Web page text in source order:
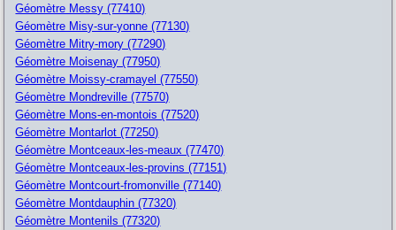
Géomètre Messy (77410)
Géomètre Misy-sur-yonne (77130)
Géomètre Mitry-mory (77290)
Géomètre Moisenay (77950)
Géomètre Moissy-cramayel (77550)
Géomètre Mondreville (77570)
Géomètre Mons-en-montois (77520)
Géomètre Montarlot (77250)
Géomètre Montceaux-les-meaux (77470)
Géomètre Montceaux-les-provins (77151)
Géomètre Montcourt-fromonville (77140)
Géomètre Montdauphin (77320)
Géomètre Montenils (77320)